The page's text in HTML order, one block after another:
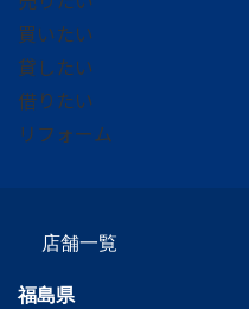
買いたい
貸したい
借りたい
リフォーム
店舗一覧
福島県